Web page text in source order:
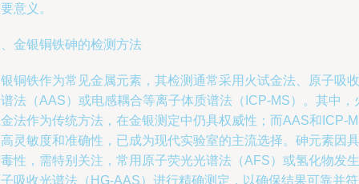
意义。
金银铜铁砷的检测方法
铜铁作为常见金属元素，其检测通常采用火试金法、原子吸收
法（AAS）或电感耦合等离子体质谱法（ICP-MS）。其中，
法作为传统方法，在金银测定中仍具权威性；而AAS和ICP-
灵敏度和准确性，已成为现代实验室的主流选择。砷元素因具
性，需特别关注，常用原子荧光光谱法（AFS）或氢化物发
吸收光谱法（HG-AAS）进行精确测定，以确保结果可靠并